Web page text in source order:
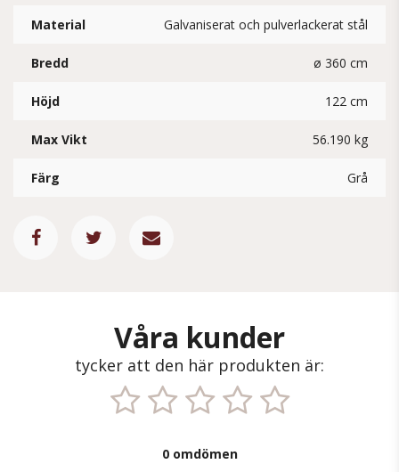
Material Galvaniserat och pulverlackerat stål
Bredd ø 360 cm
Höjd 122 cm
Max Vikt 56.190 kg
Färg Grå
Våra kunder
tycker att den här produkten är:
0 omdömen